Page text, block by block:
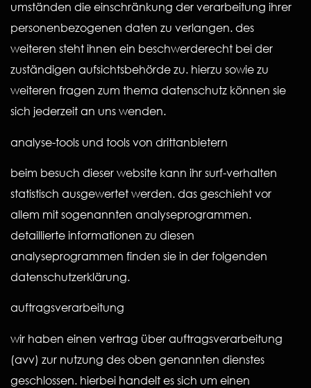
umständen die einschränkung der verarbeitung ihrer
personenbezogenen daten zu verlangen. des
weiteren steht ihnen ein beschwerderecht bei der
zuständigen aufsichtsbehörde zu. hierzu sowie zu
weiteren fragen zum thema datenschutz können sie
sich jederzeit an uns wenden.
analyse-tools und tools von drittanbietern
beim besuch dieser website kann ihr surf-verhalten
statistisch ausgewertet werden. das geschieht vor
allem mit sogenannten analyseprogrammen.
detaillierte informationen zu diesen
analyseprogrammen finden sie in der folgenden
datenschutzerklärung.
auftragsverarbeitung
wir haben einen vertrag über auftragsverarbeitung
(avv) zur nutzung des oben genannten dienstes
geschlossen. hierbei handelt es sich um einen